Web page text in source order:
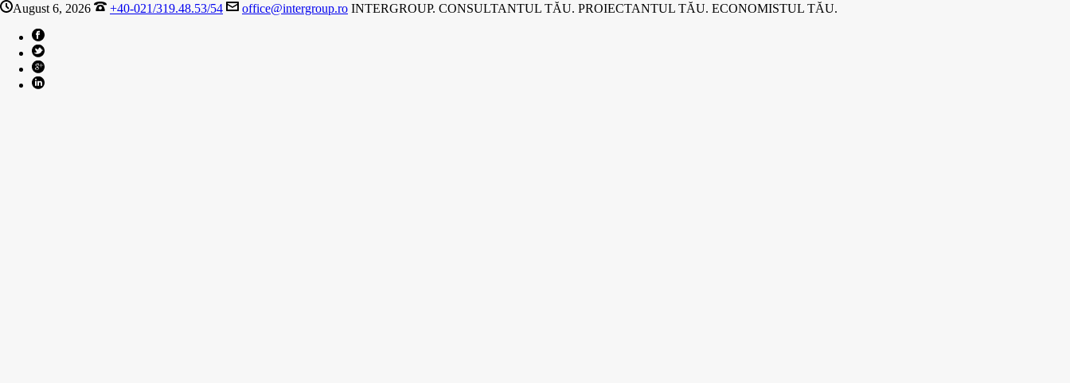
August 6, 2026 +40-021/319.48.53/54 office@intergroup.ro INTERGROUP. CONSULTANTUL TĂU. PROIECTANTUL TĂU. ECONOMISTUL TĂU.